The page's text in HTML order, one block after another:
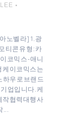
노벨라 ] 1. 광
티콘 유형 : 카
코믹스 - 애니
케이코믹스는
하우로 브랜드
업입니다. 케
작협력대행사
...